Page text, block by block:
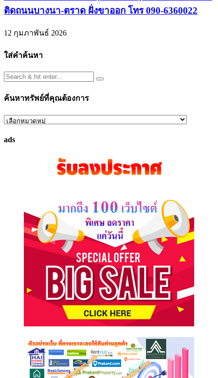
ติดถนนบางนา-ตราด ฝั่งขาออก โทร 090-6360022
12 กุมภาพันธ์ 2026
ใส่คำค้นหา
ค้นหาทรัพย์ที่คุณต้องการ
ค้นหา
ที่
ads